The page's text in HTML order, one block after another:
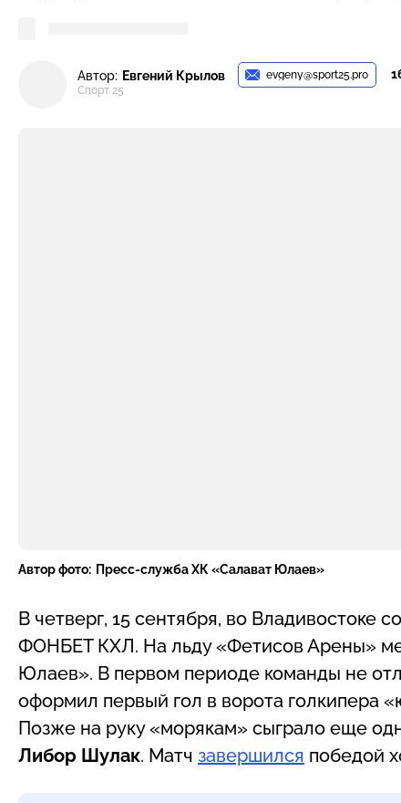
Автор: Евгений Крылов
Спорт 25
evgeny@sport25.pro
Автор фото: Пресс-служба ХК «Салават Юлаев»
В четверг, 15 сентября, во Владивостоке
ФОНБЕТ КХЛ. На льду «Фетисов Арены»
Юлаев». В первом периоде команды не
оформил первый гол в ворота голкипера
Позже на руку «морякам» сыграло еще
Либор Шулак. Матч завершился победой